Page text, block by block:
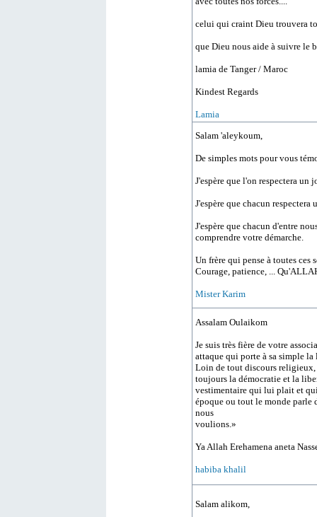
celui qui craint Dieu trouvera
que Dieu nous aide à suivre le
lamia de Tanger / Maroc
Kindest Regards
Lamia
Salam 'aleykoum,
De simples mots pour vous
J'espère que l'on respectera un
J'espère que chacun
J'espère que chacun d'entre
comprendre votre démarche.
Un frère qui pense à toutes ces
Courage, patience, ...
Mister Karim
Assalam Oulaikom
Je suis très fière de votre
attaque qui porte à sa simple
Loin de tout discours religieux,
toujours la démocratie et la
vestimentaire qui lui plait et qui
époque ou tout le monde parle
nous
voulions.»
Ya Allah Erehamena aneta
habiba khalil
Salam alikom,